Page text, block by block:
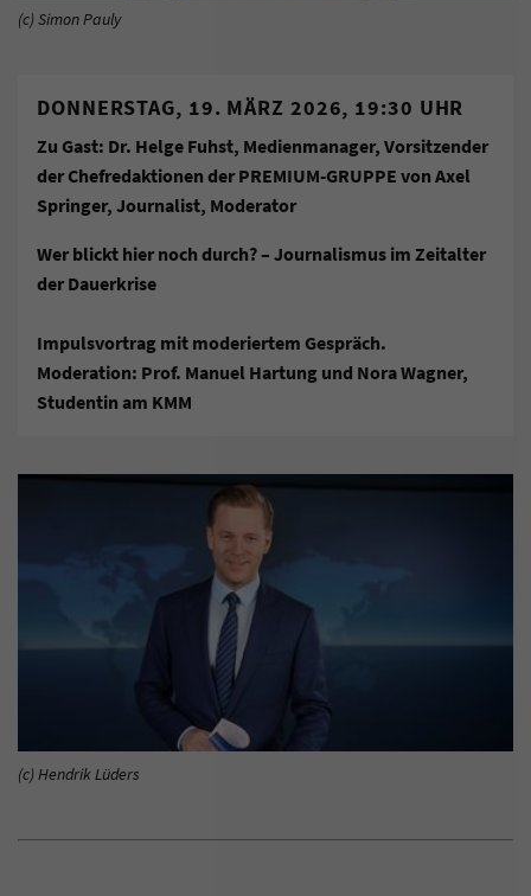
(c) Simon Pauly
DONNERSTAG, 19. MÄRZ 2026, 19:30 UHR
Zu Gast: Dr. Helge Fuhst, Medienmanager, Vorsitzender
der Chefredaktionen der PREMIUM-GRUPPE von Axel
Springer, Journalist, Moderator
Wer blickt hier noch durch? – Journalismus im Zeitalter
der Dauerkrise
Impulsvortrag mit moderiertem Gespräch.
Moderation: Prof. Manuel Hartung und Nora Wagner,
Studentin am KMM
(c) Hendrik Lüders